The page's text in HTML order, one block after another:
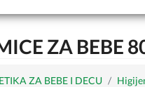
ZA BEBE
ZA BEBE I DECU